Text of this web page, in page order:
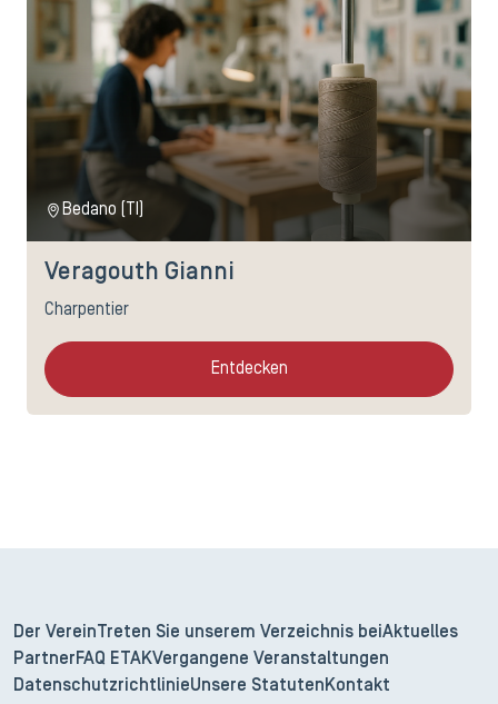
Bedano (TI)
Veragouth Gianni
Charpentier
Entdecken
Der Verein Treten Sie unserem Verzeichnis bei Aktuelles
Partner FAQ ETAKVergangene Veranstaltungen
DatenschutzrichtlinieUnsere Statuten Kontakt